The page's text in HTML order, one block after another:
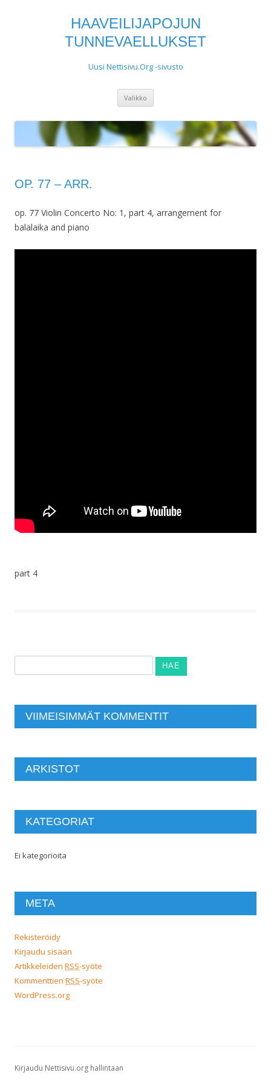
HAAVEILIJAPOJUN
TUNNEVAELLUKSET
Uusi Nettisivu.Org -sivusto
Valikko
OP. 77 – ARR.
op. 77 Violin Concerto No: 1, part 4, arrangement for
balalaika and piano
part 4
VIIMEISIMMÄT KOMMENTIT
ARKISTOT
KATEGORIAT
Ei kategorioita
META
Rekisteröidy
Kirjaudu sisään
Artikkeleiden RSS-syöte
Kommenttien RSS-syöte
WordPress.org
Kirjaudu Nettisivu.org hallintaan